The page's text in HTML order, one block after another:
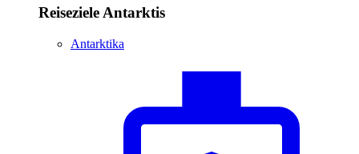
Reiseziele Antarktis
Antarktika